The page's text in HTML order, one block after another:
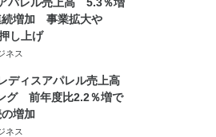
続増加 事業拡大や
し上げ
ネス
ディスアパレル売上高
グ 前年度比2.2％増で
増加
ネス